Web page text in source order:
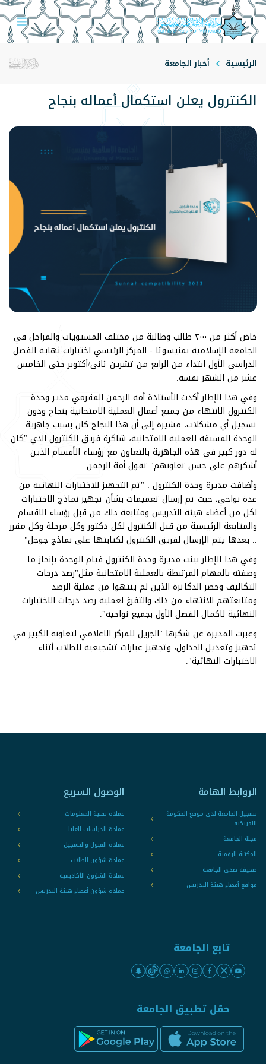
الرئيسية أخبار الجامعة
الكنترول يعلن استكمال أعماله بنجاح
خاض أكثر من ٢٠٠٠ طالب وطالبة من مختلف المستويات والمراحل في
الجامعة الإسلامية بمنيسوتا - المركز الرئيسي اختبارات نهاية الفصل
الدراسي الأول ابتداء من الرابع من تشرين ثاني/أكتوبر حتى الخامس
عشر من الشهر نفسه.
وفي هذا الإطار أكدت الأستاذة أمة الرحمن المقرمي مدير وحدة
الكنترول الانتهاء من جميع أعمال العملية الامتحانية بنجاح ودون
تسجيل أي مشكلات، مشيرة إلى أن هذا النجاح كان بسبب جاهزية
الوحدة المسبقة للعملية الامتحانية، شاكرة فريق الكنترول الذي "كان
له دور كبير في هذه الجاهزية بالتعاون مع رؤساء الأقسام الذين
أشكرهم على حسن تعاونهم" تقول أمة الرحمن.
وأضافت مديرة وحدة الكنترول : "تم التجهيز للاختبارات النهائية من
عدة نواحي، حيث تم إرسال تعميمات بشأن تجهيز نماذج الاختبارات
لكل من أعضاء هيئة التدريس ومتابعة ذلك من قبل رؤساء الاقسام
والمتابعة الرئيسية من قبل الكنترول لكل دكتور وكل مرحلة وكل مقرر
.. بعدها يتم الإرسال لفريق الكنترول لكتابتها على نماذج جوجل"
وفي هذا الإطار بينت مديرة وحدة الكنترول قيام الوحدة بإنجاز ما
وصفته بالمهام المرتبطة بالعملية الامتحانية مثل"رصد درجات
التكاليف وحصر الدكاترة الذين لم ينتهوا من عملية الرصد
ومتابعتهم للانتهاء من ذلك والتفرغ لعملية رصد درجات الاختبارات
النهائية لاكمال الفصل الأول بجميع نواحيه".
وعبرت المديرة عن شكرها "الجزيل للمركز الاعلامي لتعاونه الكبير في
تجهيز وتعديل الجداول، وتجهيز عبارات تشجيعية للطلاب أثناء
الاختبارات النهائية".
الروابط الهامة
تسجيل الجامعة لدى موقع الحكومة
الامريكية
مجلة الجامعة
المكتبة الرقمية
صحيفة صدى الجامعة
مواقع أعضاء هيئة التدريس
الوصول السريع
عمادة تقنية المعلومات
عمادة الدراسات العليا
عمادة القبول والتسجيل
عمادة شؤون الطلاب
عمادة الشؤون الأكاديمية
عمادة شؤون أعضاء هيئة التدريس
تابع الجامعة
حمّل تطبيق الجامعة